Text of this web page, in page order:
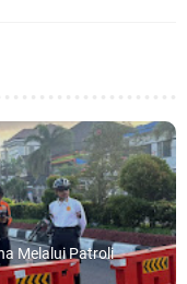
Melalui Patroli